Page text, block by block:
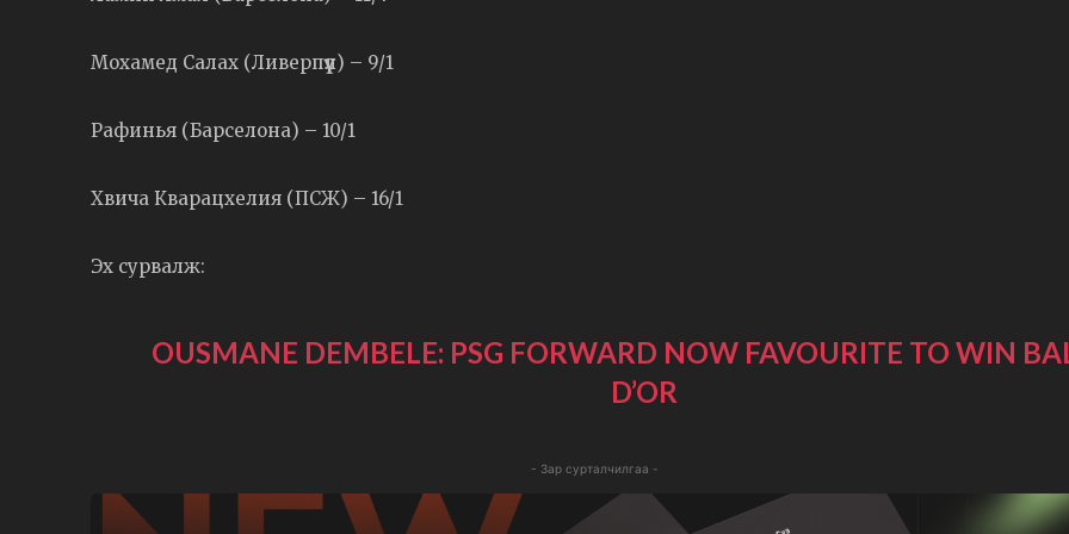
Мохамед Салах (Ливерпүүл) – 9/1
Рафинья (Барселона) – 10/1
Хвича Кварацхелия (ПСЖ) – 16/1
Эх сурвалж:
OUSMANE DEMBELE: PSG FORWARD NOW FAVOURITE TO WIN
D’OR
- Зар сурталчилгаа -